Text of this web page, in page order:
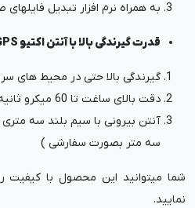
به همراه نرم افزار تبدیل
قدرت گیرندگی بالا با آنتن اکتیو GPS
گیرندگی بالا حتی در محیط های
دقت بالای ساغت تا 60 میکرو ثانیه
آنتن بیرونی با سیم بلند سه
سه متر بصورت سفارشی )
شما میتوانید این محصول با کیفیت
نمایید.